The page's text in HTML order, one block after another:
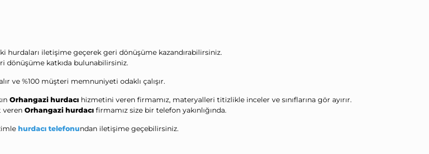
hurdaları iletişime geçerek geri dönüşüme kazandırabilirsiniz.
dönüşüme katkıda bulunabilirsiniz.
ve %100 müşteri memnuniyeti odaklı çalışır.
Orhangazi hurdacı hizmetini veren firmamız, materyalleri titizlikle inceler ve sınıflarına gör ayırır.
veren Orhangazi hurdacı firmamız size bir telefon yakınlığında.
hurdacı telefonundan iletişime geçebilirsiniz.